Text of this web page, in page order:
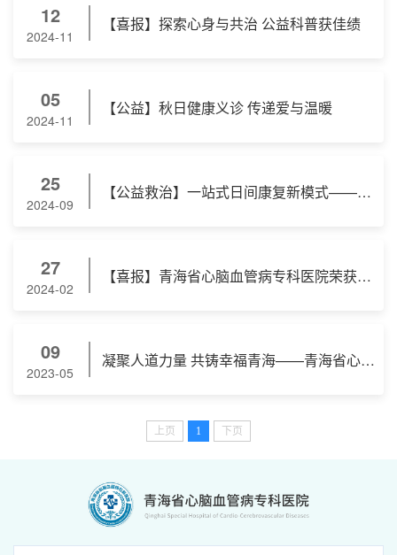
12
2024-11
【喜报】探索心身与共治 公益科普获佳绩
05
2024-11
【公益】秋日健康义诊 传递爱与温暖
25
2024-09
​【公益救治】一站式日间康复新模式——帮助先心病患儿重返校园
27
2024-02
【喜报】青海省心脑血管病专科医院荣获健康心身公益科普大赛”优秀心身科普宣传组织单位“奖项
09
2023-05
凝聚人道力量 共铸幸福青海——青海省心脑血管病专科医院参加第76个“‘5.8’世界红十字日”人道公益活动
上页 1 下页